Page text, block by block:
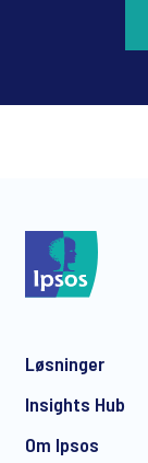
Løsninger
Insights Hub
Om Ipsos